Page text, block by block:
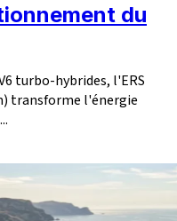
du
turbo-hybrides, l'ERS
transforme l'énergie